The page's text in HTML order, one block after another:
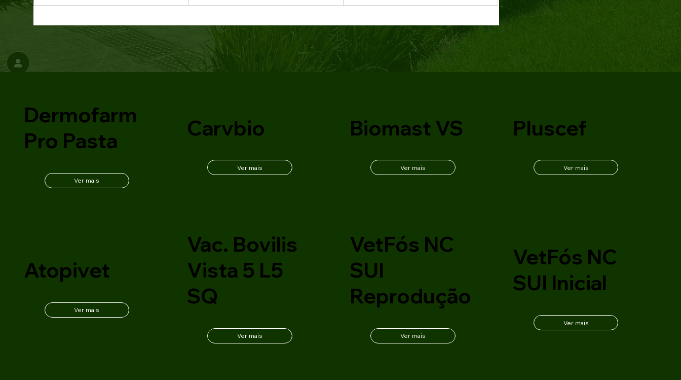
Dermofarm
Pro Pasta
Ver mais
Carvbio
Ver mais
Biomast VS
Ver mais
Pluscef
Ver mais
Atopivet
Ver mais
Vac. Bovilis
Vista 5 L5
SQ
Ver mais
VetFós NC
SUI
Reprodução
Ver mais
VetFós NC
SUI Inicial
Ver mais